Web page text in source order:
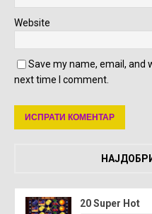
Website
Save my name, email, and
next time I comment.
20 Super Hot